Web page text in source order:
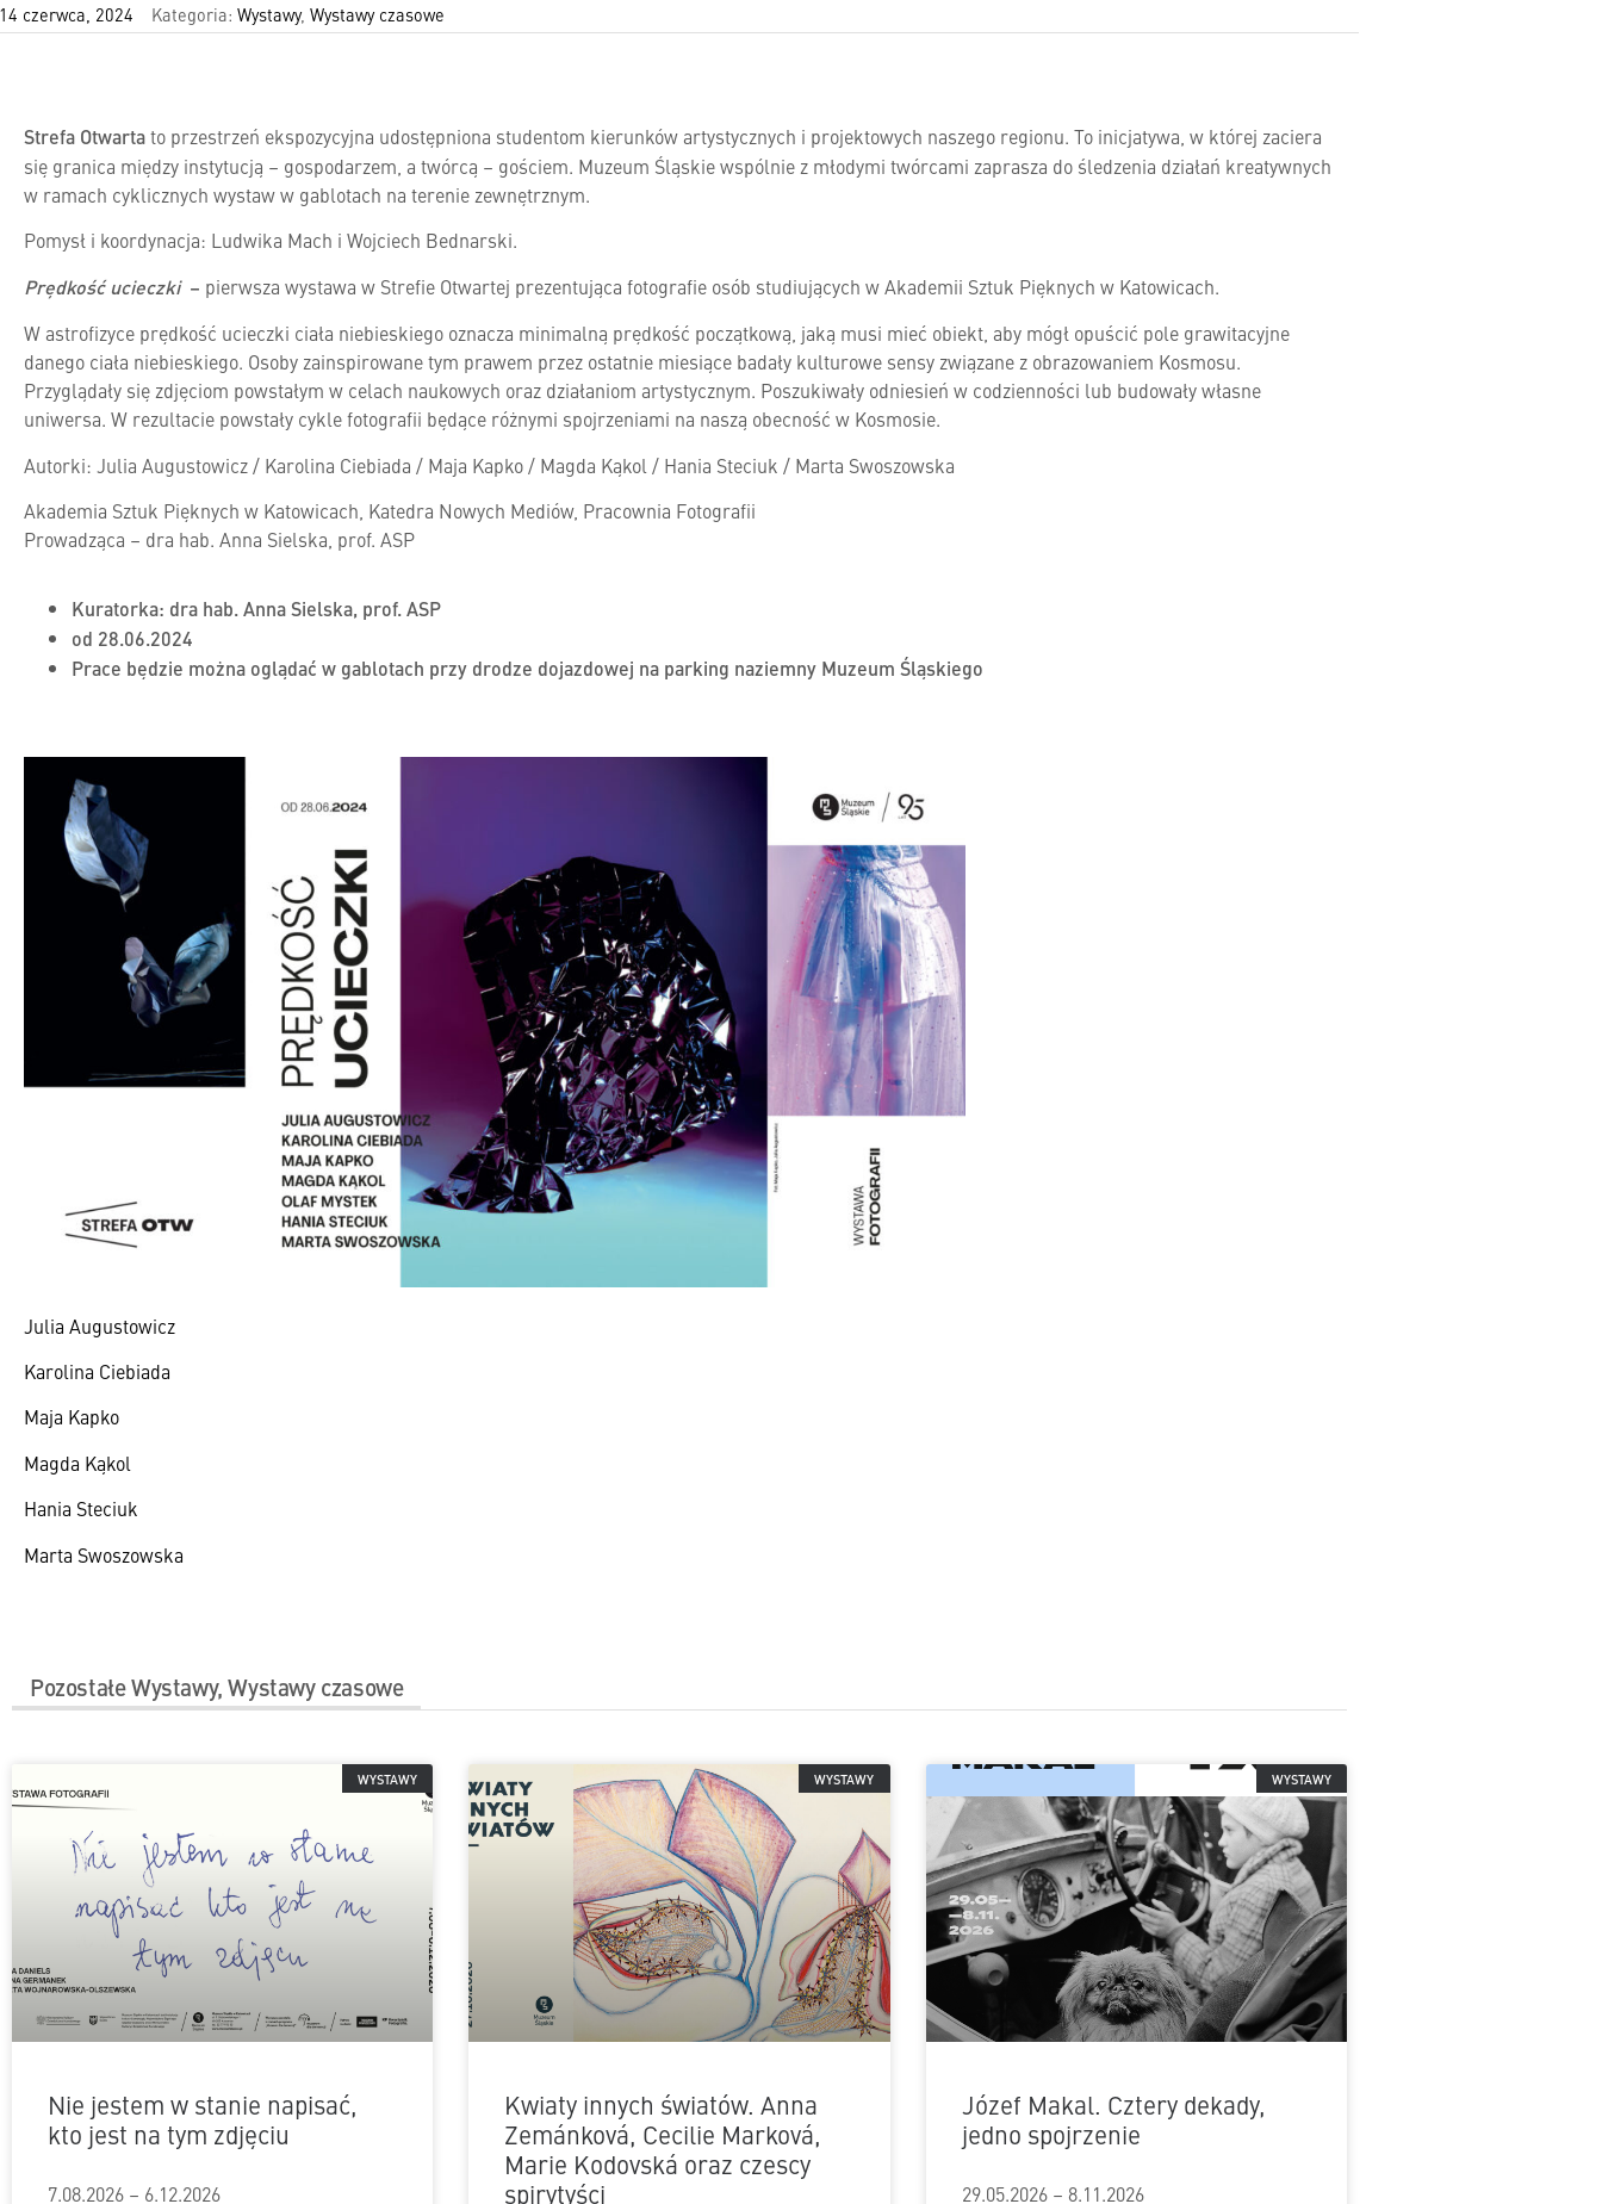
14 czerwca, 2024 Kategoria: Wystawy, Wystawy czasowe
Strefa Otwartato przestrzeń ekspozycyjna udostępniona studentom kierunków artystycznych i projektowych naszego regionu. To inicjatywa, w której zaciera
się granica między instytucją – gospodarzem, a twórcą – gościem. Muzeum Śląskie wspólnie z młodymi twórcami zaprasza do śledzenia działań kreatywnych
w ramach cyklicznych wystaw w gablotach na terenie zewnętrznym.
Pomysł i koordynacja: Ludwika Mach i Wojciech Bednarski.
Prędkość ucieczki– pierwsza wystawa w Strefie Otwartej prezentująca fotografie osób studiujących w Akademii Sztuk Pięknych w Katowicach.
W astrofizyce prędkość ucieczki ciała niebieskiego oznacza minimalną prędkość początkową, jaką musi mieć obiekt, aby mógł opuścić pole grawitacyjne
danego ciała niebieskiego. Osoby zainspirowane tym prawem przez ostatnie miesiące badały kulturowe sensy związane z obrazowaniem Kosmosu.
Przyglądały się zdjęciom powstałym w celach naukowych oraz działaniom artystycznym. Poszukiwały odniesień w codzienności lub budowały własne
uniwersa. W rezultacie powstały cykle fotografii będące różnymi spojrzeniami na naszą obecność w Kosmosie.
Autorki: Julia Augustowicz / Karolina Ciebiada / Maja Kapko / Magda Kąkol / Hania Steciuk / Marta Swoszowska
Akademia Sztuk Pięknych w Katowicach, Katedra Nowych Mediów, Pracownia Fotografii
Prowadząca – dra hab. Anna Sielska, prof. ASP
Kuratorka: dra hab. Anna Sielska, prof. ASP
od 28.06.2024
Prace będzie można oglądać w gablotach przy drodze dojazdowej na parking naziemny Muzeum Śląskiego
Julia Augustowicz
Karolina Ciebiada
Maja Kapko
Magda Kąkol
Hania Steciuk
Marta Swoszowska
PozostałeWystawy,Wystawy czasowe
WYSTAWY
Nie jestem w stanie napisać,
kto jest na tym zdjęciu
7.08.2026 – 6.12.2026
WYSTAWY
Kwiaty innych światów. Anna
Zemánková, Cecilie Marková,
Marie Kodovská oraz czescy
spirytyści
WYSTAWY
Józef Makal. Cztery dekady,
jedno spojrzenie
29.05.2026 – 8.11.2026